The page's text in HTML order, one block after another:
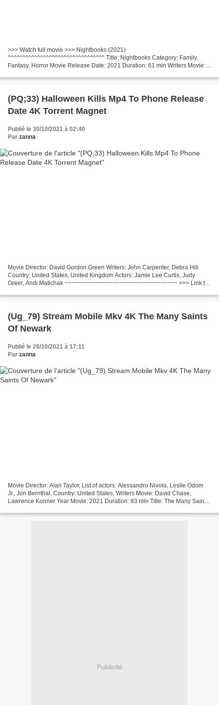
>>> Watch full movie >>> Nightbooks (2021)
^^^^^^^^^^^^^^^^^^^^^^^^^^^^^^^^^ Title: Nightbooks Category: Family,
Fantasy, Horror Movie Release Date: 2021 Duration: 61 min Writers Movie:
(PQ;33) Halloween Kills Mp4 To Phone Release
Date 4K Torrent Magnet
Publié le 30/10/2021 à 02:40
Par zanna
Movie Director: David Gordon Green Writers: John Carpenter, Debra Hill
Country: United States, United Kingdom Actors: Jamie Lee Curtis, Judy
Greer, Andi Matichak ~~~~~~~~~~~~~~~~~~~~~~~~~~~~~~~~~ >>> Link to
~~~~~~~~~~~~~~~~~~~~~~~~~~~~~~~~~...
(Ug_79) Stream Mobile Mkv 4K The Many Saints
Of Newark
Publié le 28/10/2021 à 17:11
Par zanna
Movie Director: Alan Taylor, List of actors: Alessandro Nivola, Leslie Odom
Jr., Jon Bernthal, Country: United States, Writers Movie: David Chase,
Lawrence Konner Year Movie: 2021 Duration: 83 min Title: The Many Saints
Publicité